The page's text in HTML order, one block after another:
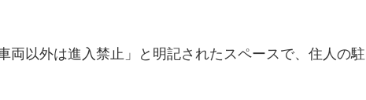
両以外は進入禁止」と明記されたスペースで、住人の駐